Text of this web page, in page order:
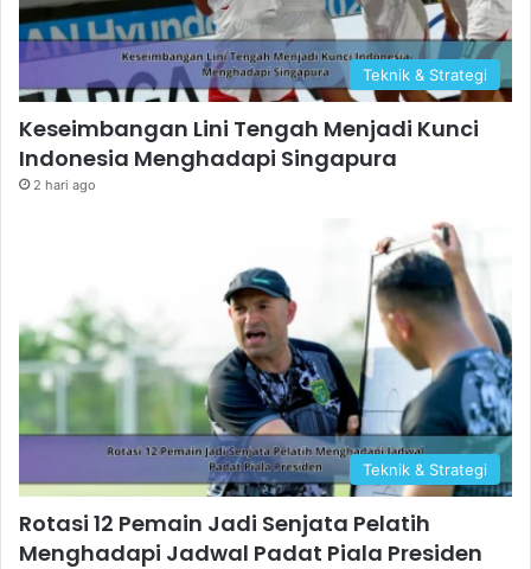
Teknik & Strategi
Keseimbangan Lini Tengah Menjadi Kunci
Indonesia Menghadapi Singapura
2 hari ago
Teknik & Strategi
Rotasi 12 Pemain Jadi Senjata Pelatih
Menghadapi Jadwal Padat Piala Presiden